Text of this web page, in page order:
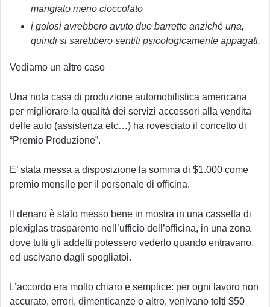
mangiato meno cioccolato
i golosi avrebbero avuto due barrette anziché una,
quindi si sarebbero sentiti psicologicamente appagati.
Vediamo un altro caso
Una nota casa di produzione automobilistica americana
per migliorare la qualità dei servizi accessori alla vendita
delle auto (assistenza etc…) ha rovesciato il concetto di
“Premio Produzione”.
E’ stata messa a disposizione la somma di $1.000 come
premio mensile per il personale di officina.
Il denaro è stato messo bene in mostra in una cassetta di
plexiglas trasparente nell’ufficio dell’officina, in una zona
dove tutti gli addetti potessero vederlo quando entravano.
ed uscivano dagli spogliatoi.
L’accordo era molto chiaro e semplice: per ogni lavoro non
accurato, errori, dimenticanze o altro, venivano tolti $50